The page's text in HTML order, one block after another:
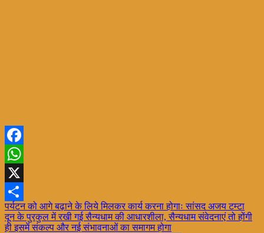
Facebook
WhatsApp
X
Share
Post
navigation
पर्यटन को आगे बढ़ाने के लिये मिलकर कार्य करना होगाः सांसद अजय टम्टा
दून के पुरकुल में रखी गई सैन्यधाम की आधारशीला, सैन्यधाम संवेदनाएं तो होंगी
ही इसमें संकल्प और नई संभावनाओं का समागम होगा